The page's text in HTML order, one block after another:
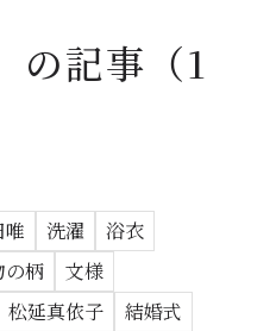
の記事 （1
唯 洗濯
浴衣
の柄
文様
松延真依子
結婚式